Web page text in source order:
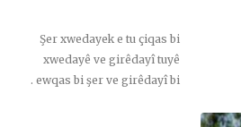
Şer xwedayek e tu çiqas bi
xwedayê ve girêdayî tuyê
ewqas bi şer ve girêdayî bi .